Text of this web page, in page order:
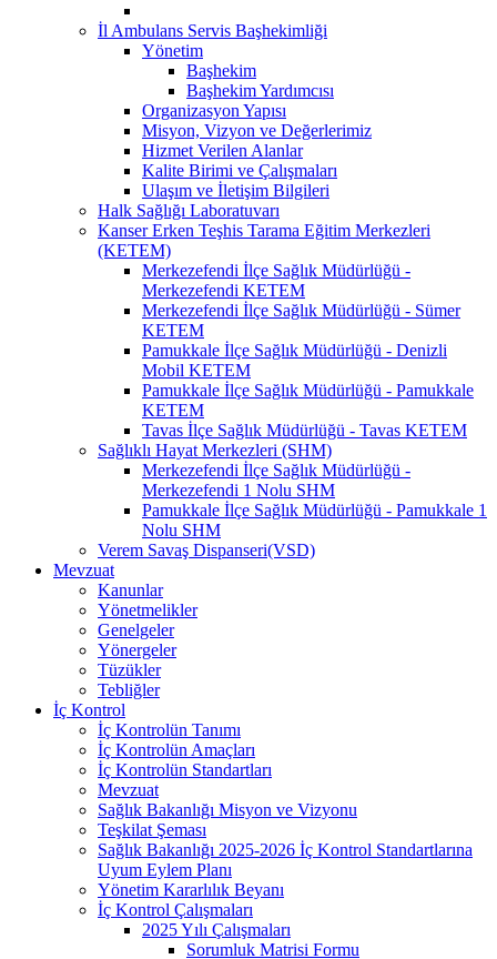
İl Ambulans Servis Başhekimliği
Yönetim
Başhekim
Başhekim Yardımcısı
Organizasyon Yapısı
Misyon, Vizyon ve Değerlerimiz
Hizmet Verilen Alanlar
Kalite Birimi ve Çalışmaları
Ulaşım ve İletişim Bilgileri
Halk Sağlığı Laboratuvarı
Kanser Erken Teşhis Tarama Eğitim Merkezleri
(KETEM)
Merkezefendi İlçe Sağlık Müdürlüğü -
Merkezefendi KETEM
Merkezefendi İlçe Sağlık Müdürlüğü - Sümer
KETEM
Pamukkale İlçe Sağlık Müdürlüğü - Denizli
Mobil KETEM
Pamukkale İlçe Sağlık Müdürlüğü - Pamukkale
KETEM
Tavas İlçe Sağlık Müdürlüğü - Tavas KETEM
Sağlıklı Hayat Merkezleri (SHM)
Merkezefendi İlçe Sağlık Müdürlüğü -
Merkezefendi 1 Nolu SHM
Pamukkale İlçe Sağlık Müdürlüğü - Pamukkale 1
Nolu SHM
Verem Savaş Dispanseri(VSD)
Mevzuat
Kanunlar
Yönetmelikler
Genelgeler
Yönergeler
Tüzükler
Tebliğler
İç Kontrol
İç Kontrolün Tanımı
İç Kontrolün Amaçları
İç Kontrolün Standartları
Mevzuat
Sağlık Bakanlığı Misyon ve Vizyonu
Teşkilat Şeması
Sağlık Bakanlığı 2025-2026 İç Kontrol Standartlarına
Uyum Eylem Planı
Yönetim Kararlılık Beyanı
İç Kontrol Çalışmaları
2025 Yılı Çalışmaları
Sorumluk Matrisi Formu